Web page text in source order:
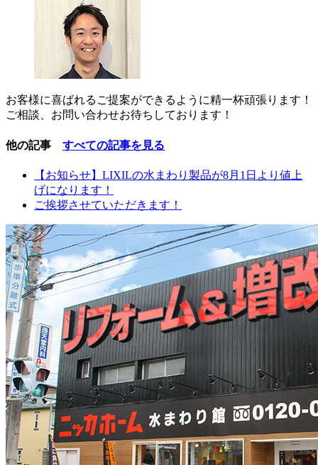
お客様に喜ばれるご提案ができるように精一杯頑張ります！
ご相談、お問い合わせお待ちしております！
他の記事 すべての記事を見る
【お知らせ】LIXILの水まわり製品が8月1日より値上
げになります！
ご挨拶させていただきます！